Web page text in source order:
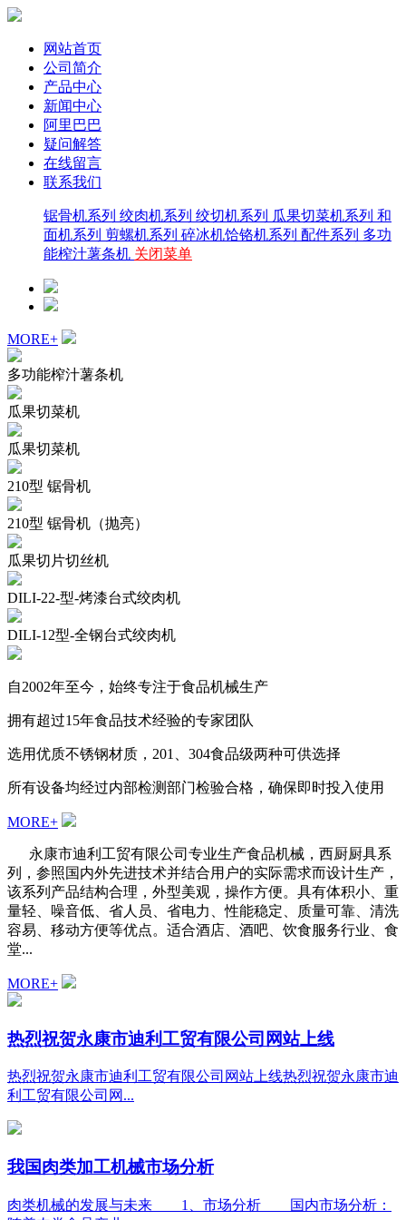
网站首页
公司简介
产品中心
新闻中心
阿里巴巴
疑问解答
在线留言
联系我们
锯骨机系列 绞肉机系列 绞切机系列 瓜果切菜机系列 和
面机系列 剪螺机系列 碎冰机饸铬机系列 配件系列 多功
能榨汁薯条机 关闭菜单
MORE+
多功能榨汁薯条机
瓜果切菜机
瓜果切菜机
210型 锯骨机
210型 锯骨机（抛亮）
瓜果切片切丝机
DILI-22-型-烤漆台式绞肉机
DILI-12型-全钢台式绞肉机
自2002年至今，始终专注于食品机械生产
拥有超过15年食品技术经验的专家团队
选用优质不锈钢材质，201、304食品级两种可供选择
所有设备均经过内部检测部门检验合格，确保即时投入使用
MORE+
永康市迪利工贸有限公司专业生产食品机械，西厨厨具系
列，参照国内外先进技术并结合用户的实际需求而设计生产，
该系列产品结构合理，外型美观，操作方便。具有体积小、重
量轻、噪音低、省人员、省电力、性能稳定、质量可靠、清洗
容易、移动方便等优点。适合酒店、酒吧、饮食服务行业、食
堂...
MORE+
热烈祝贺永康市迪利工贸有限公司网站上线
热烈祝贺永康市迪利工贸有限公司网站上线热烈祝贺永康市迪
利工贸有限公司网...
我国肉类加工机械市场分析
肉类机械的发展与未来 1、市场分析 国内市场分析：